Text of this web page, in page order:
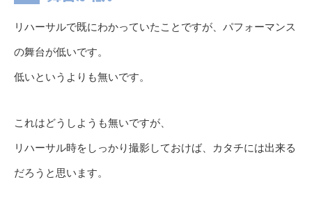
リハーサルで既にわかっていたことですが、パフォーマンス
の舞台が低いです。
低いというよりも無いです。
これはどうしようも無いですが、
リハーサル時をしっかり撮影しておけば、カタチには出来る
だろうと思います。